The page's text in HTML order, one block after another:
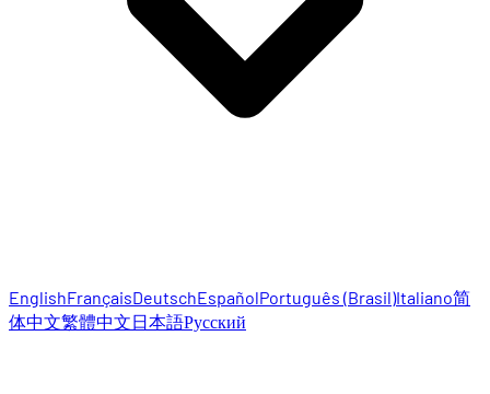
EnglishFrançaisDeutschEspañolPortuguês (Brasil)Italiano简
体中文繁體中文日本語Русский